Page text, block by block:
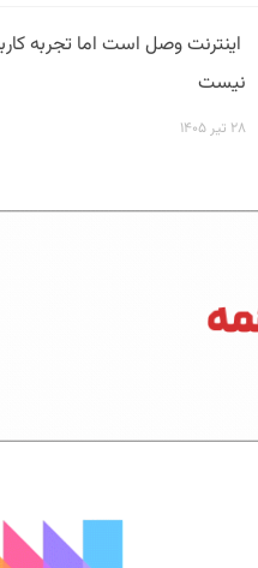
اینترنت وصل است اما تجربه
نیست
۲۸ تیر ۱۴۰۵